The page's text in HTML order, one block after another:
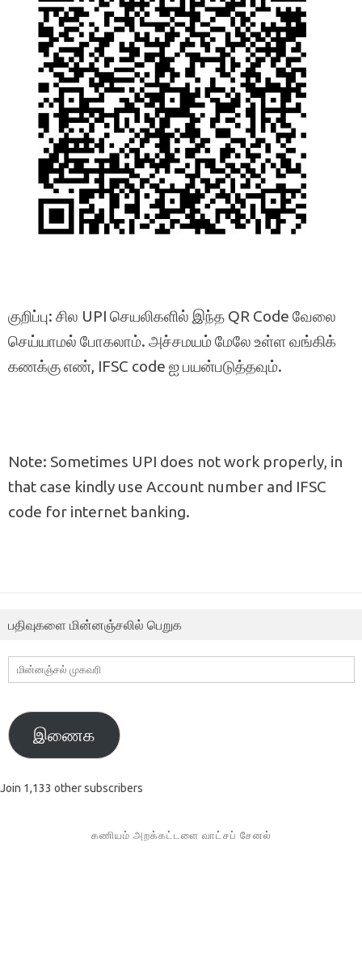
குறிப்பு: சில UPI செயலிகளில் இந்த QR Code வேலை
செய்யாமல் போகலாம். அச்சமயம் மேலே உள்ள வங்கிக்
கணக்கு எண், IFSC code ஐ பயன்படுத்தவும்.
Note: Sometimes UPI does not work properly, in
that case kindly use Account number and IFSC
code for internet banking.
பதிவுகளை மின்னஞ்சலில் பெறுக
மின்னஞ்சல்
முகவரி
இணைக
Join 1,133 other subscribers
கணியம் அறக்கட்டளை வாட்சப் சேனல்